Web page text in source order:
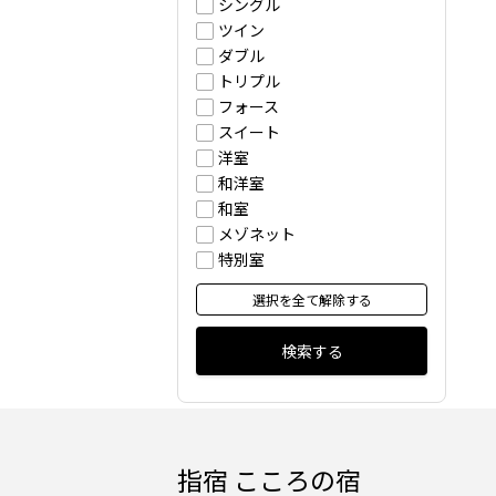
シングル
ツイン
ダブル
トリプル
フォース
スイート
洋室
和洋室
和室
メゾネット
特別室
選択を全て解除する
検索する
指宿 こころの宿